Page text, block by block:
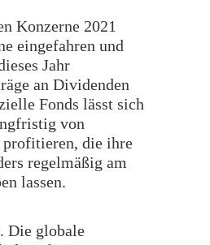
Konzerne 2021
eingefahren und
Jahr
an Dividenden
Fonds lässt sich
von
profitieren, die ihre
regelmäßig am
lassen.
Die globale